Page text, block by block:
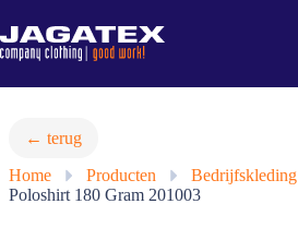
naar
de
inhoud
← terug
Home
» Producten » Bedrijfskleding
Poloshirt 180 Gram 201003